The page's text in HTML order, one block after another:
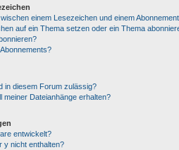
einem Lesezeichen und einem
auf ein Thema setzen oder ein Thema
in diesem Forum zulässig?
meiner Dateianhänge erhalten?
entwickelt?
y nicht enthalten?